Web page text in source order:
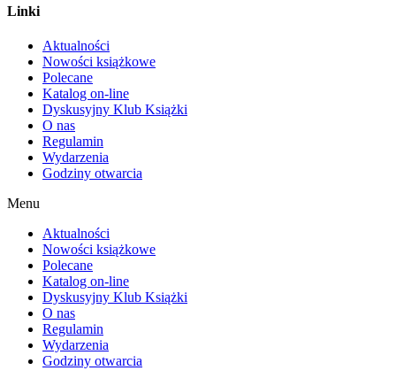
Linki
Aktualności
Nowości książkowe
Polecane
Katalog on-line
Dyskusyjny Klub Książki
O nas
Regulamin
Wydarzenia
Godziny otwarcia
Menu
Aktualności
Nowości książkowe
Polecane
Katalog on-line
Dyskusyjny Klub Książki
O nas
Regulamin
Wydarzenia
Godziny otwarcia